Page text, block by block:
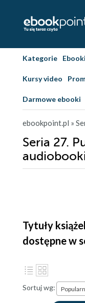
Kategorie Ebooki
Kursy video
Darmowe ebooki
ebookpoint.pl »
Seria 27.
Tytuły
dostępne w
Sortuj wg: